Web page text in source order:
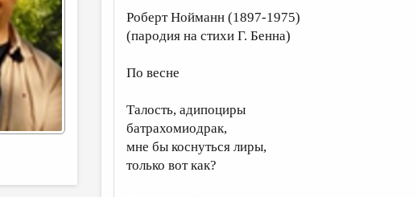
Роберт Нойманн (1897-1975)
(пародия на стихи Г. Бенна)
По весне
Талость, адипоциры
батрахомиодрак,
мне бы коснуться лиры,
только вот как?